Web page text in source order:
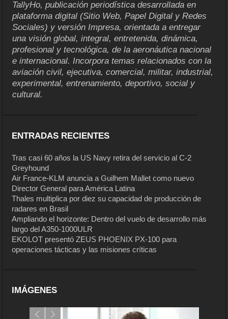
TallyHo, publicación periodística desarrollada en
plataforma digital (Sitio Web, Papel Digital y Redes
Sociales) y versión Impresa, orientada a entregar
una visión global, integral, entretenida, dinámica,
profesional y tecnológica, de la aeronáutica nacional
e internacional. Incorpora temas relacionados con la
aviación civil, ejecutiva, comercial, militar, industrial,
experimental, entrenamiento, deportivo, social y
cultural.
ENTRADAS RECIENTES
Tras casi 60 años la US Navy retira del servicio al C-2
Greyhound
Air France-KLM anuncia a Guilhem Mallet como nuevo
Director General para América Latina
Thales multiplica por diez su capacidad de producción de
radares en Brasil
Ampliando el horizonte: Dentro del vuelo de desarrollo más
largo del A350-1000ULR
EKOLOT presentó ZEUS PHOENIX PX-100 para
operaciones tácticas y las misiones críticas
IMÁGENES